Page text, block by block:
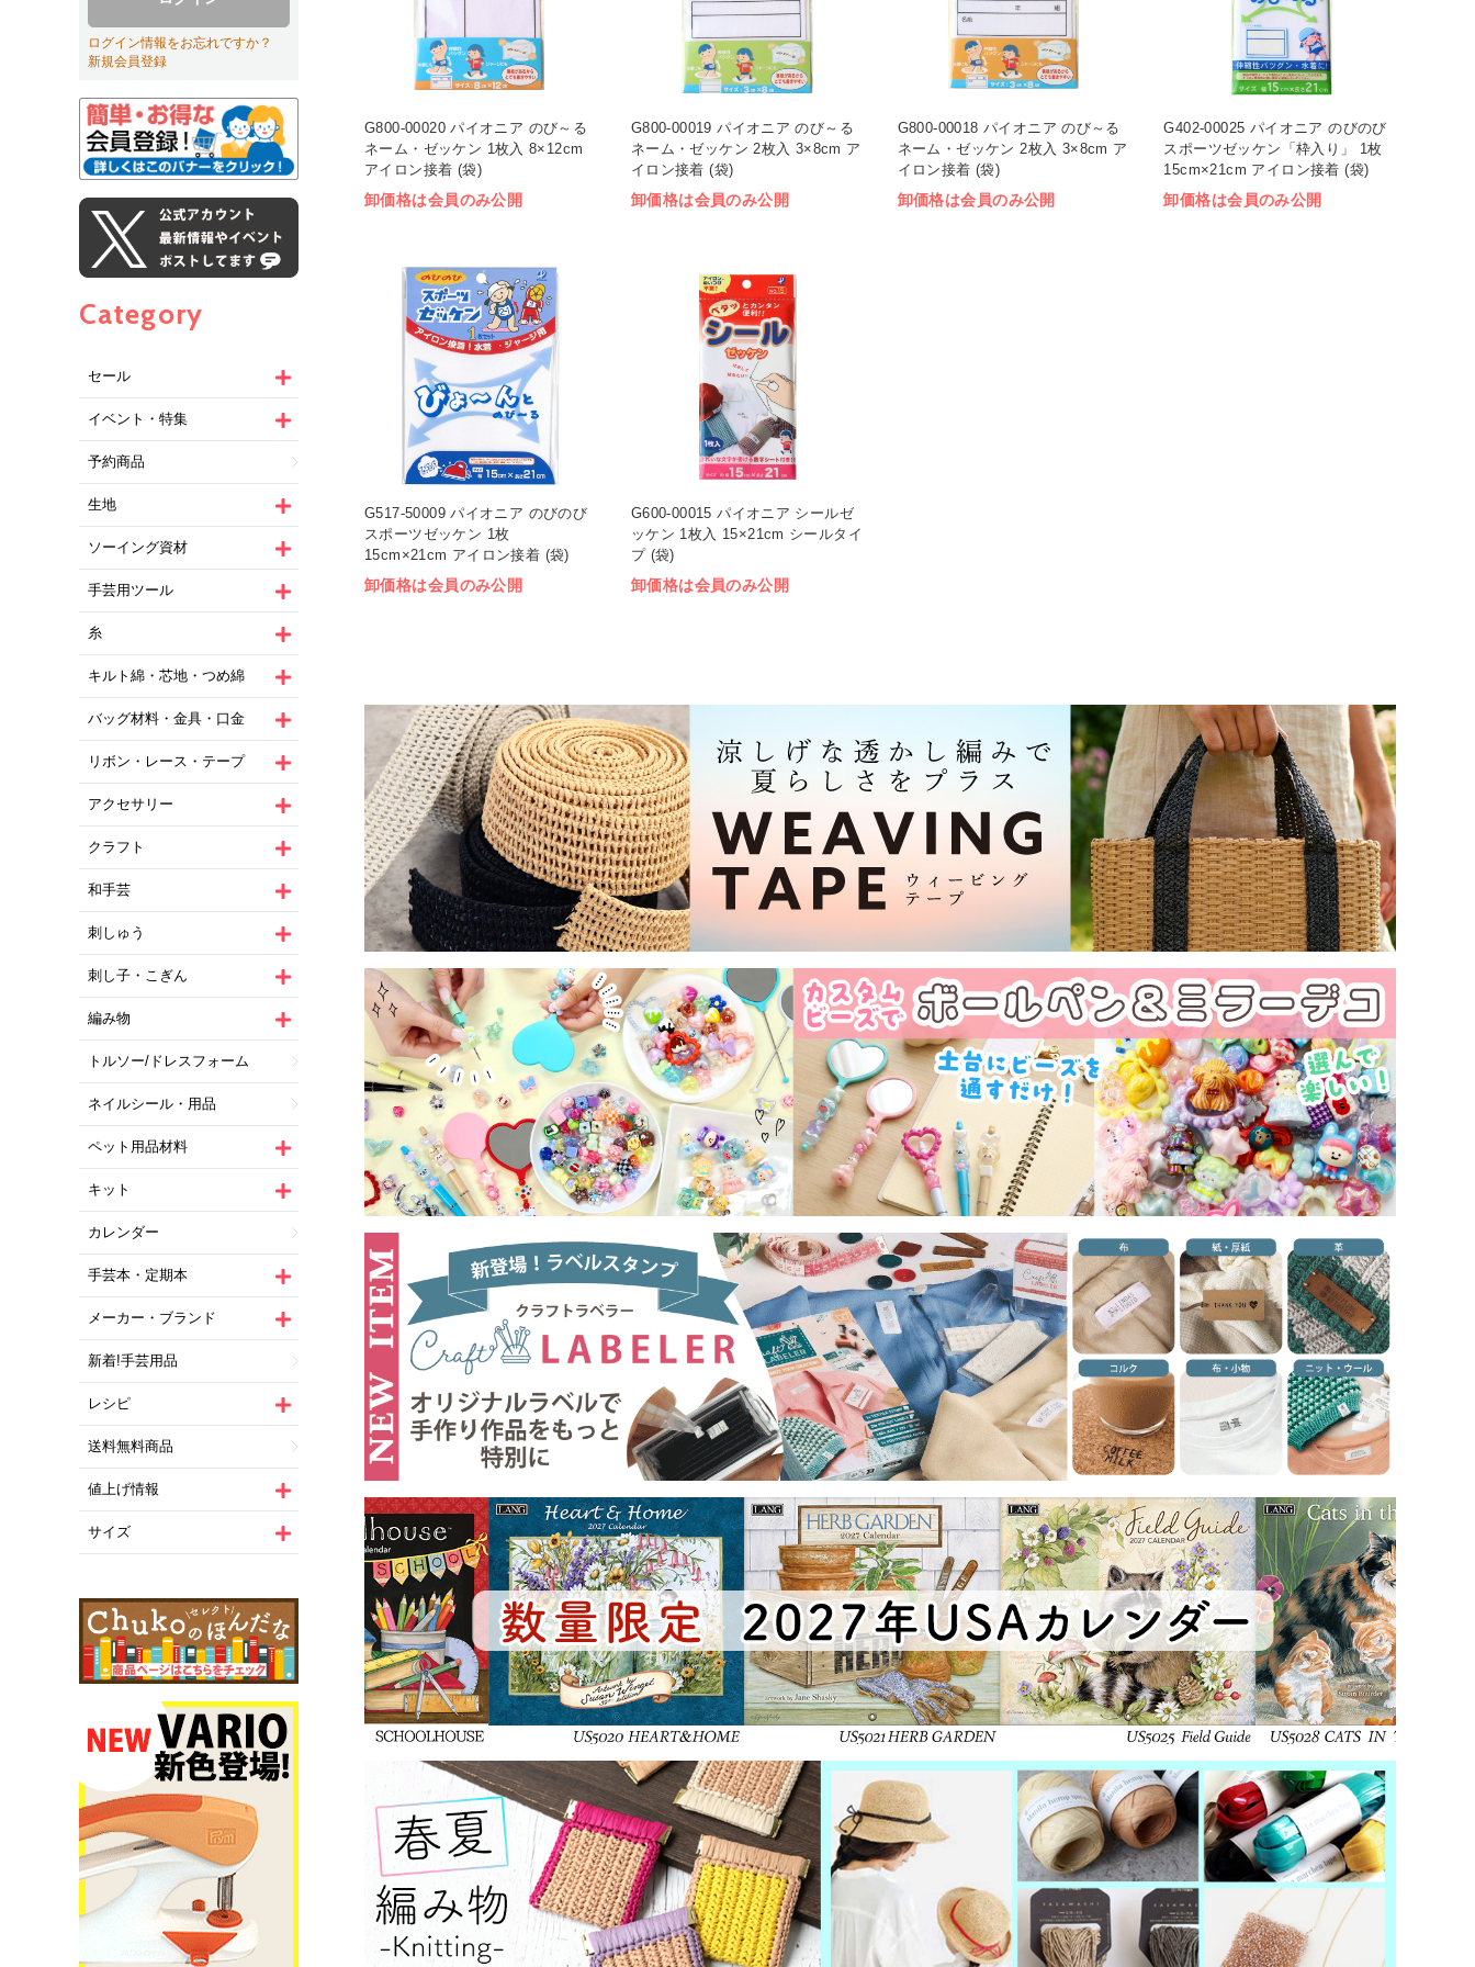
ログイン情報をお忘れですか？
新規会員登録
Category
セール
イベント・特集
予約商品
生地
ソーイング資材
手芸用ツール
糸
キルト綿・芯地・つめ綿
バッグ材料・金具・口金
リボン・レース・テープ
アクセサリー
クラフト
和手芸
刺しゅう
刺し子・こぎん
編み物
トルソー/ドレスフォーム
ネイルシール・用品
ペット用品材料
キット
カレンダー
手芸本・定期本
メーカー・ブランド
新着!手芸用品
レシピ
送料無料商品
値上げ情報
サイズ
G800-00020 パイオニア のび～る
ネーム・ゼッケン 1枚入 8×12cm
アイロン接着 (袋)
卸価格は会員のみ公開
G800-00019 パイオニア のび～る
ネーム・ゼッケン 2枚入 3×8cm ア
イロン接着 (袋)
卸価格は会員のみ公開
G800-00018 パイオニア のび～る
ネーム・ゼッケン 2枚入 3×8cm ア
イロン接着 (袋)
卸価格は会員のみ公開
G402-00025 パイオニア のびのび
スポーツゼッケン「枠入り」 1枚
15cm×21cm アイロン接着 (袋)
卸価格は会員のみ公開
G517-50009 パイオニア のびのび
スポーツゼッケン 1枚
15cm×21cm アイロン接着 (袋)
卸価格は会員のみ公開
G600-00015 パイオニア シールゼ
ッケン 1枚入 15×21cm シールタイ
プ (袋)
卸価格は会員のみ公開